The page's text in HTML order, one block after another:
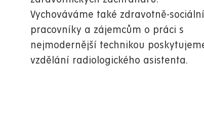
Vychováváme také zdravotně-sociální
pracovníky a zájemcům o práci s
nejmodernější technikou
vzdělání radiologického asistenta.